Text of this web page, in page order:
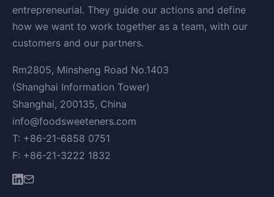
entrepreneurial. They guide our actions and define
how we want to work together as a team, with our
customers and our partners.
Rm2805, Minsheng Road No.1403
(Shanghai Information Tower)
Shanghai, 200135, China
info@foodsweeteners.com
T: +86-21-6858 0751
F: +86-21-3222 1832